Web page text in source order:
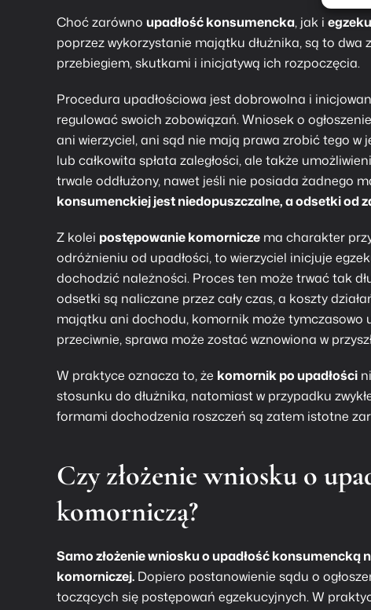
Choć zarówno upadłość konsumencka, jak i
poprzez wykorzystanie majątku dłużnika, są to
przebiegiem, skutkami i inicjatywą ich rozpoczęcia.
Procedura upadłościowa jest dobrowolna i
regulować swoich zobowiązań. Wniosek o
ani wierzyciel, ani sąd nie mają prawa zrobić tego
lub całkowita spłata zaległości, ale także
trwale oddłużony, nawet jeśli nie posiada żadnego
konsumenckiej jest niedopuszczalne, a odsetki od
Z kolei postępowanie komornicze ma charakter
odróżnieniu od upadłości, to wierzyciel inicjuje
dochodzić należności. Proces ten może trwać tak
odsetki są naliczane przez cały czas, a koszty
majątku ani dochodu, komornik może tymczasowo
przeciwnie, sprawa może zostać wznowiona w
W praktyce oznacza to, że komornik po upadłości
stosunku do dłużnika, natomiast w przypadku
formami dochodzenia roszczeń są zatem istotne
Czy złożenie wniosku o
komorniczą?
Samo złożenie wniosku oupadłość konsumencką
komorniczej. Dopiero postanowienie sądu o
toczących się postępowań egzekucyjnych. W